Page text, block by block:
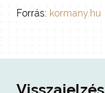
Forrás: kormany.hu